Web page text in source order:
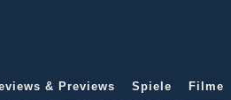
& Previews Spiele Filme